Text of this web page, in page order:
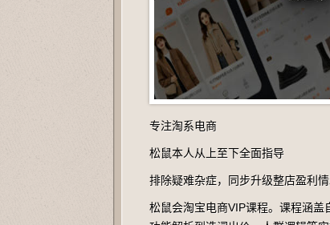
专注淘系电商
松鼠本人从上至下全面指导
排除疑难杂症，同步升级整店盈利
松鼠会淘宝电商VIP课程。课程涵